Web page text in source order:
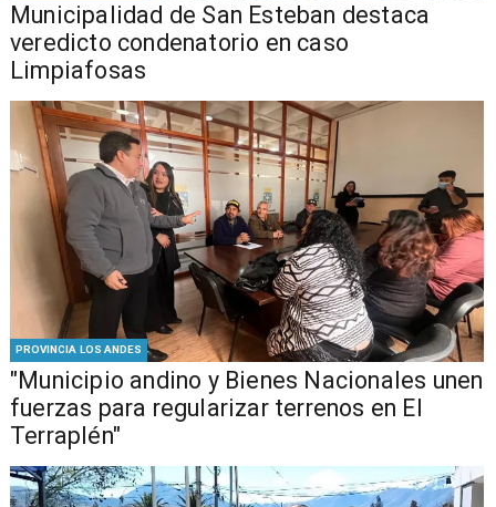
Municipalidad de San Esteban destaca
veredicto condenatorio en caso
Limpiafosas
PROVINCIA LOS ANDES
"Municipio andino y Bienes Nacionales unen
fuerzas para regularizar terrenos en El
Terraplén"